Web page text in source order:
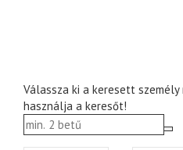
Válassza ki a keresett
használja a keresőt!